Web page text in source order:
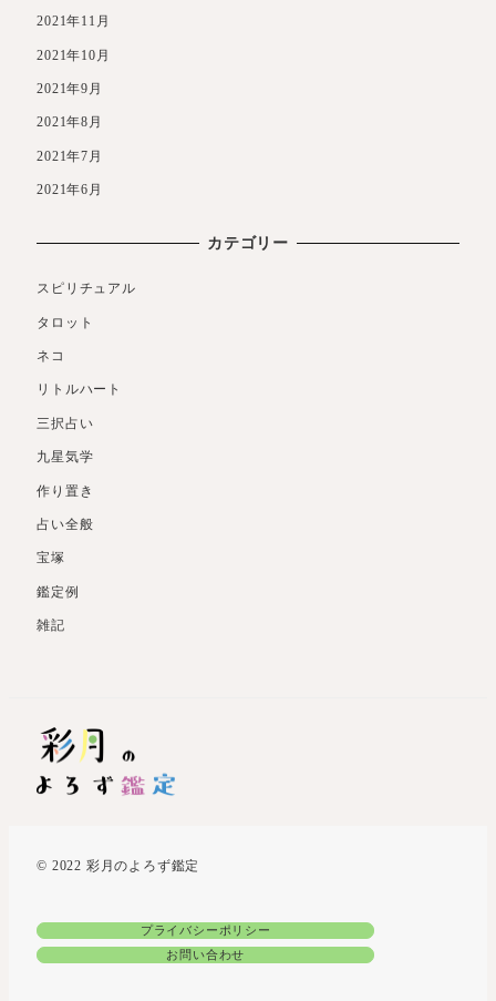
2021年11月
2021年10月
2021年9月
2021年8月
2021年7月
2021年6月
カテゴリー
スピリチュアル
タロット
ネコ
リトルハート
三択占い
九星気学
作り置き
占い全般
宝塚
鑑定例
雑記
© 2022 彩月のよろず鑑定
プライバシーポリシー
お問い合わせ